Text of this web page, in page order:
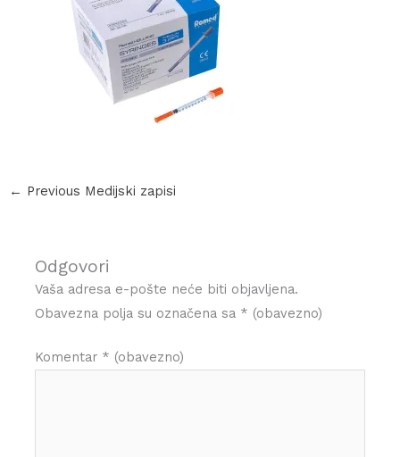
← Previous Medijski zapisi
Odgovori
Vaša adresa e-pošte neće biti objavljena.
Obavezna polja su označena sa * (obavezno)
Komentar * (obavezno)